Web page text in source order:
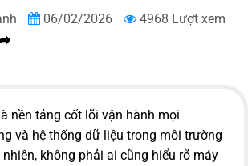
06/02/2026
4968 Lượt xem
nền tảng cốt lõi vận hành mọi
và hệ thống dữ liệu trong môi trường
nhiên, không phải ai cũng hiểu rõ máy